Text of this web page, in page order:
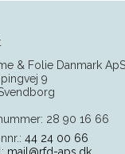
& Folie Danmark ApS
9
28 90 16 66
44 24 00 66